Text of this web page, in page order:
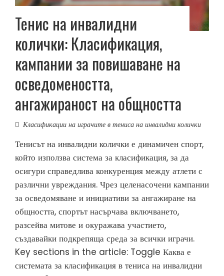
Тенис на инвалидни
колички: Класификация,
кампании за повишаване на
осведомеността,
ангажираност на общността
Класификации на играчите в тениса на инвалидни колички
Тенисът на инвалидни колички е динамичен спорт,
който използва система за класификация, за да
осигури справедлива конкуренция между атлети с
различни увреждания. Чрез целенасочени кампании
за осведомяване и инициативи за ангажиране на
общността, спортът насърчава включването,
разсейва митове и окуражава участието,
създавайки подкрепяща среда за всички играчи.
Key sections in the article: Toggle Каква е
системата за класификация в тениса на инвалидни